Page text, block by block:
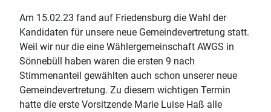
Am 15.02.23 fand auf Friedensburg die Wahl der
Kandidaten für unsere neue Gemeindevertretung statt.
Weil wir nur die eine Wählergemeinschaft AWGS in
Sönnebüll haben waren die ersten 9 nach
Stimmenanteil gewählten auch schon unserer neue
Gemeindevertretung. Zu diesem wichtigen Termin
hatte die erste Vorsitzende Marie Luise Haß alle